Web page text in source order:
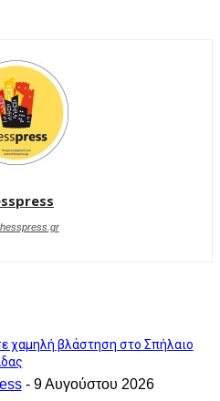
χαμηλή βλάστηση στο Σπήλαιο
- 9 Αυγούστου 2026